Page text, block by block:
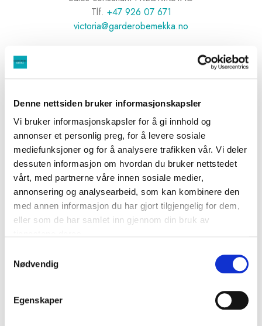
Denne nettsiden bruker informasjonskapsler
Vi bruker informasjonskapsler for å gi innhold og
annonser et personlig preg, for å levere sosiale
mediefunksjoner og for å analysere trafikken vår. Vi deler
dessuten informasjon om hvordan du bruker nettstedet
vårt, med partnerne våre innen sosiale medier,
annonsering og analysearbeid, som kan kombinere den
med annen informasjon du har gjort tilgjengelig for dem,
eller som de har samlet inn gjennom din bruk av
Nødvendig
Egenskaper
Tlf. +47 926 07 671
victoria@garderobemekka.no
HANS PETTER INGEBRIGTSEN
Sales consultant TRONDHEIM
Tlf.+47 475 12 080
hanspetter@garderobemekka.no